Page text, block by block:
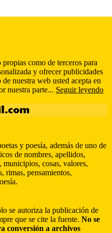
como de terceros para
y ofrecer publicidades
nuestra web usted acepta en
nuestra parte... Seguir leyendo
y poesía, además de uno de
de nombres, apellidos,
municipios, cosas, valores,
rimas, pensamientos,
se autoriza la publicación de
que se cite la fuente. No se
conversión a archivos